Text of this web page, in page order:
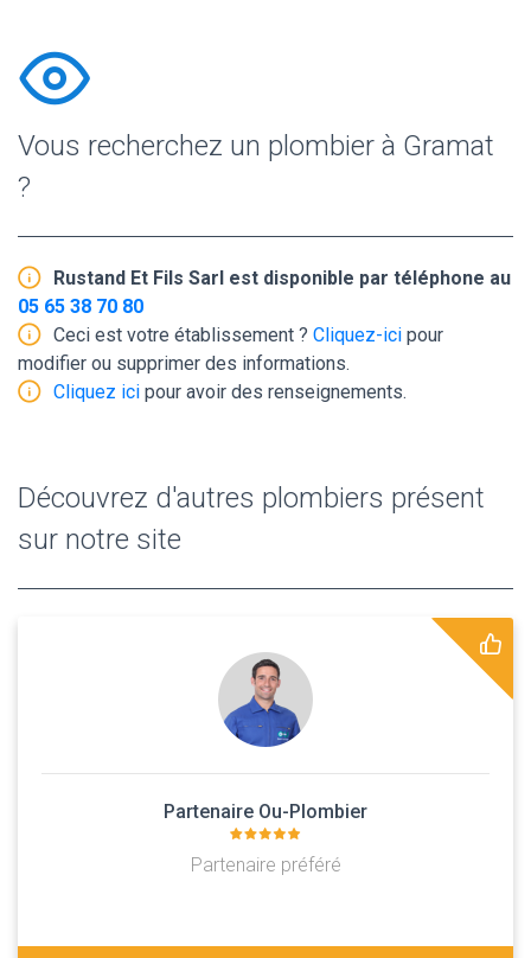
Vous recherchez un plombier à Gramat
?
Rustand Et Fils Sarl est disponible par téléphone au
05 65 38 70 80
Ceci est votre établissement ? Cliquez-ici pour
modifier ou supprimer des informations.
Cliquez ici pour avoir des renseignements.
Découvrez d'autres plombiers présent
sur notre site
Partenaire Ou-Plombier
Partenaire préféré